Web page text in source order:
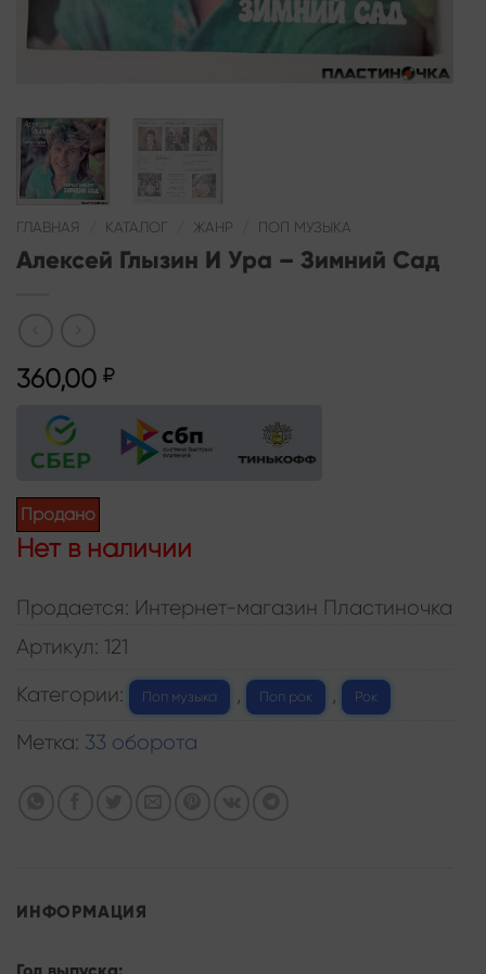
ГЛАВНАЯ КАТАЛОГ ЖАНР ПОП МУЗЫКА
Алексей Глызин И Ура – Зимний Сад
360,00 ₽
Продано
Нет в наличии
Продается: Интернет-магазин Пластиночка
Артикул: 121
Категории:
Поп музыка , Поп рок , Рок
Метка: 33 оборота
ИНФОРМАЦИЯ